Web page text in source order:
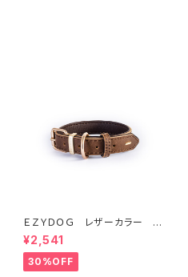
ＥＺＹＤＯＧ レザーカラー M
(全2色)
¥2,541
30%OFF